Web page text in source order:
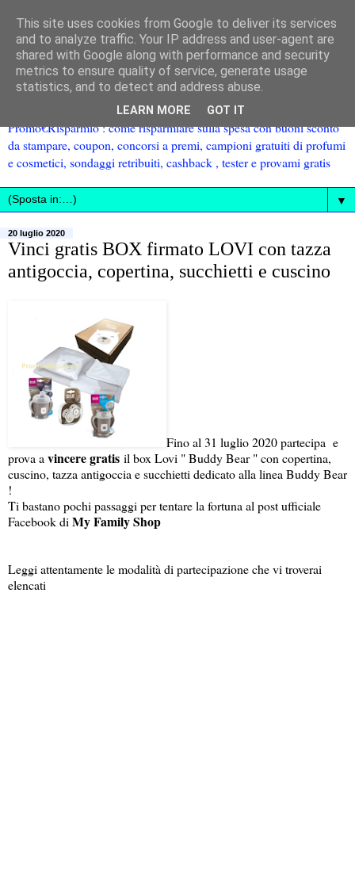
Promo€Risparmio : come risparmiare sulla spesa con buoni sconto
da stampare, coupon, concorsi a premi, campioni gratuiti di profumi
e cosmetici, sondaggi retribuiti, cashback , tester e provami gratis
▼
20 luglio 2020
Vinci gratis BOX firmato LOVI con tazza
antigoccia, copertina, succhietti e cuscino
Fino al 31 luglio 2020 partecipa e
prova a vincere gratis il box Lovi " Buddy Bear " con copertina,
cuscino, tazza antigoccia e succhietti dedicato alla linea Buddy Bear
!
Ti bastano pochi passaggi per tentare la fortuna al post ufficiale
Facebook di My Family Shop
Leggi attentamente le modalità di partecipazione che vi troverai
elencati
This site uses cookies from Google to deliver its services
and to analyze traffic. Your IP address and user-agent are
shared with Google along with performance and security
metrics to ensure quality of service, generate usage
statistics, and to detect and address abuse.
LEARN MORE GOT IT